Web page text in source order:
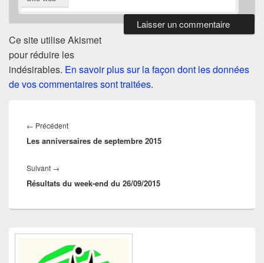
Ce site utilise Akismet
pour réduire les
indésirables. En savoir plus sur la façon dont les données
de vos commentaires sont traitées.
de
l’article
← PrécédentArticle
précédent :
Les anniversaires de septembre 2015
Suivant →
suivant :
Résultats du week-end du 26/09/2015
Zone